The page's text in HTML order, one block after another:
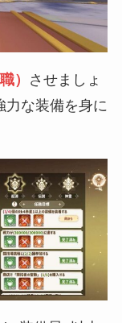
）
させましょ
力な装備を身に